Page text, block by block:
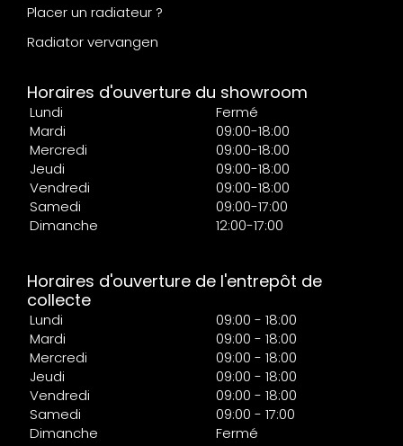
Placer un radiateur ?
Radiator vervangen
Horaires d'ouverture du showroom
Lundi
Fermé
Mardi
09:00-18:00
Mercredi
09:00-18:00
Jeudi
09:00-18:00
Vendredi
09:00-18:00
Samedi
09:00-17:00
Dimanche
12:00-17:00
Horaires d'ouverture de l'entrepôt de
collecte
Lundi
09:00 - 18:00
Mardi
09:00 - 18:00
Mercredi
09:00 - 18:00
Jeudi
09:00 - 18:00
Vendredi
09:00 - 18:00
Samedi
09:00 - 17:00
Dimanche
Fermé